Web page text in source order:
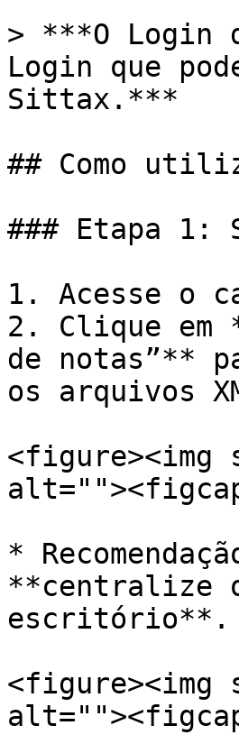
> ***O Login
Login que
Sittax.***
## Como
### Etapa 1:
1. Acesse o
2. Clique em
de notas”**
os arquivos
<figure><img
*
**centralize
escritório**.
<figure><img